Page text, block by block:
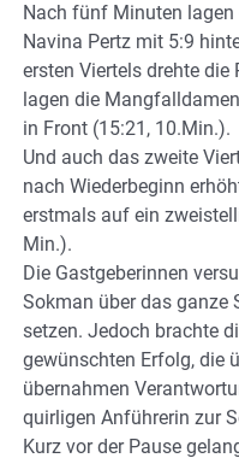
Nach fünf Minuten
Navina Pertz mit 5:9
ersten Viertels drehte die
lagen die
in Front (15:21, 10.Min.).
Und auch das zweite
nach Wiederbeginn
erstmals auf ein
Min.).
Die Gastgeberinnen
Sokman über das ganze
setzen. Jedoch brachte
gewünschten Erfolg, die
übernahmen
quirligen Anführerin zur
Kurz vor der Pause